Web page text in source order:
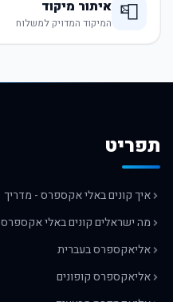
📮 איתור מיקוד
המיקוד המדויק למשלוח
תפריט
איך קונים באלי אקספרס - מדריך
מה ישראלים קונים באלי אקספרס
אליאקספרס בעברית
אליאקספרס קופונים